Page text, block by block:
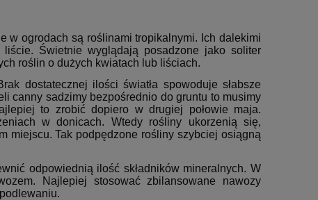
w ogrodach są roślinami tropikalnymi. Ich dalekimi
Świetnie wyglądają posadzone jako soliter
roślin o dużych kwiatach lub liściach.
dostatecznej ilości światła spowoduje słabsze
canny sadzimy bezpośrednio do gruntu to musimy
to zrobić dopiero w drugiej połowie maja.
w donicach. Wtedy rośliny ukorzenią się,
miejscu. Tak podpędzone rośliny szybciej osiągną
odpowiednią ilość składników mineralnych. W
Najlepiej stosować zbilansowane nawozy